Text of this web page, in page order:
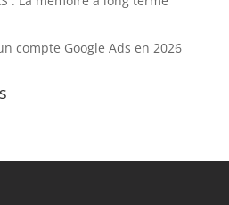
compte Google Ads en 2026